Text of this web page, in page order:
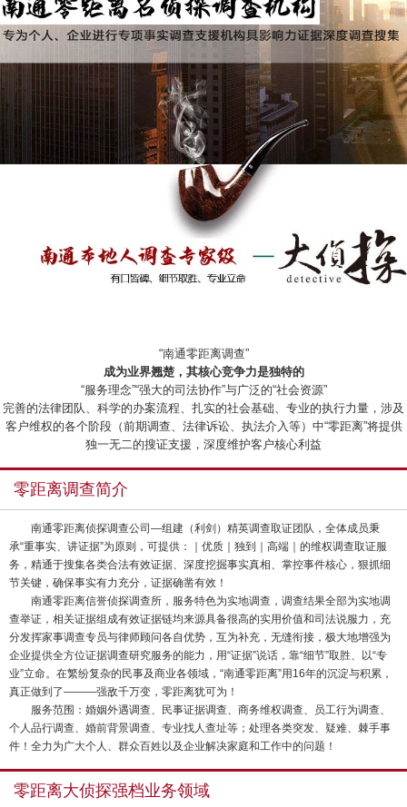
“南通零距离调查”
成为业界翘楚，其核心竞争力是独特的
“服务理念”“强大的司法协作”与广泛的“社会资源”
完善的法律团队、科学的办案流程、扎实的社会基础、专业的执行力量，涉及
客户维权的各个阶段（前期调查、法律诉讼、执法介入等）中“零距离”将提供
独一无二的搜证支援，深度维护客户核心利益
零距离调查简介
南通零距离侦探调查公司—组建（利剑）精英调查取证团队，全体成员秉
承“重事实、讲证据”为原则，可提供：｜优质｜独到｜高端｜的维权调查取证服
务，精通于搜集各类合法有效证据、深度挖掘事实真相、掌控事件核心，狠抓细
节关键，确保事实有力充分，证据确凿有效！
南通零距离信誉侦探调查所，服务特色为实地调查，调查结果全部为实地调
查举证，相关证据组成有效证据链均来源具备很高的实用价值和司法说服力，充
分发挥家事调查专员与律师顾问各自优势，互为补充，无缝衔接，极大地增强为
企业提供全方位证据调查研究服务的能力，用“证据”说话，靠“细节”取胜、以“专
业”立命。在繁纷复杂的民事及商业各领域，“南通零距离”用16年的沉淀与积累，
真正做到了———强敌千万变，零距离犹可为！
服务范围：婚姻外遇调查、民事证据调查、商务维权调查、员工行为调查、
个人品行调查、婚前背景调查、专业找人查址等；处理各类突发、疑难、棘手事
件！全力为广大个人、群众百姓以及企业解决家庭和工作中的问题！
零距离大侦探强档业务领域